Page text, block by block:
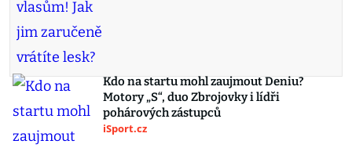
Kdo na startu mohl zaujmout Deniu?
Motory „S“, duo Zbrojovky i lídři
pohárových zástupců
iSport.cz